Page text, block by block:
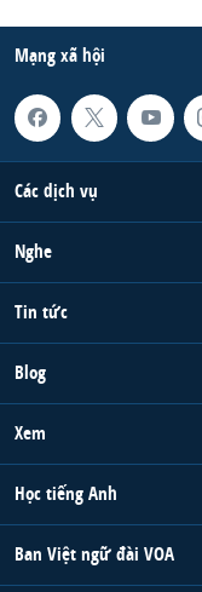
Mạng xã hội
Các dịch vụ
Nghe
Tin tức
Blog
Xem
Học tiếng Anh
Ban Việt ngữ đài VOA